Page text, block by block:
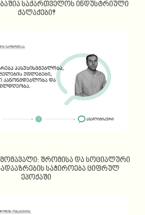
საქართველოს ინდუსტრიული
ქალაქები?
შრომისა და სოციალური
საჭიროება ციფრულ
ეპოქაში